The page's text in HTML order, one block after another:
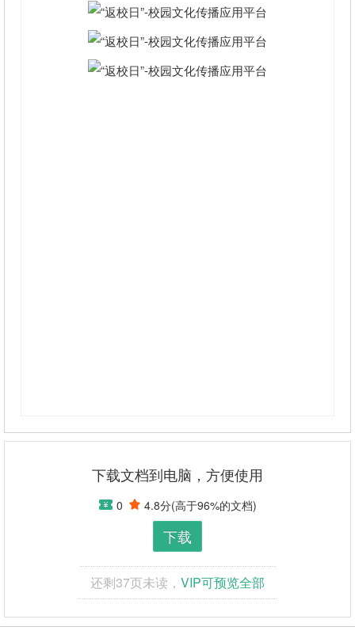
新：“返校日”以“毕业生----在校生匹配”的配对模式为
用户提供了一个以基于专业、性别、兴趣爱好等多
个方面于一体的信息分享和交流学习平台。分为“在
校生”和“毕业生”两种模式。在校生可根据自身情况
会议和全国人民代表大会在北京胜利召开,在会议上,
加强学校的文化教育作为一个很重要的议题在两会
上讨论，各领导人强调应努力建设文化强国，增加
国家文化软实力。学校，作为年轻人接触最多的社
会环境，其校园文化对每个学生的三观起到了很大
的影响作用，校园文化的传承反过来又是学校得以
长久生存下去的关键因素。而在校园文化中，校友
文化更是不可或缺的部分。校友，这一同类身份象
征，作为一个学校伴随时代变迁的校园文化载体，
下载文档到电脑，方便使用
0 4.8分(高于96%的文档)
下载
还剩37页未读， VIP可预览全部